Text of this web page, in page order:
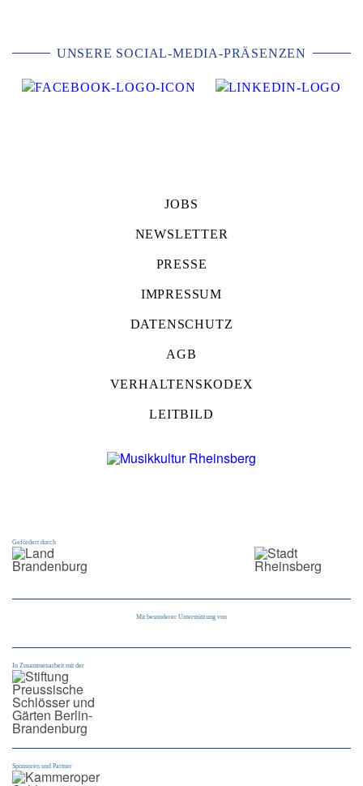
UNSERE SOCIAL-MEDIA-PRÄSENZEN
JOBS
NEWSLETTER
PRESSE
IMPRESSUM
DATENSCHUTZ
AGB
VERHALTENSKODEX
LEITBILD
Gefördert durch
Mit besonderer Unterstützung von
In Zusammenarbeit mit der
Sponsoren und Partner